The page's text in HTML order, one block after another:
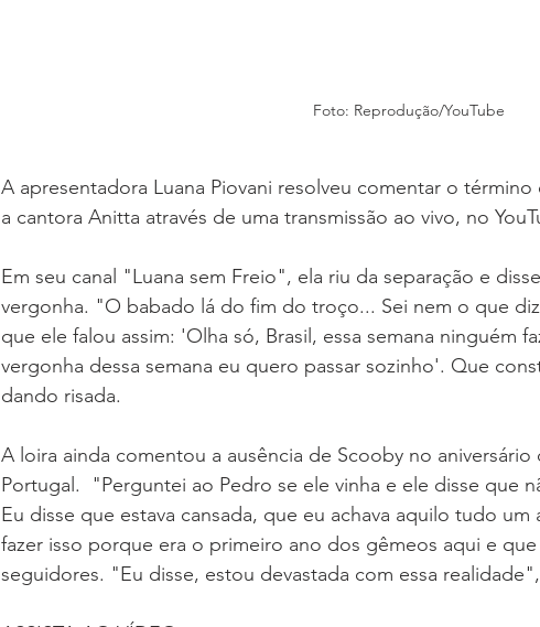
Foto: Reprodução/YouTube
A apresentadora Luana Piovani resolveu comentar o
a cantora Anitta através de uma transmissão ao vivo, no
Em seu canal "Luana sem Freio", ela riu da separação e
vergonha. "O babado lá do fim do troço... Sei nem o que
que ele falou assim: 'Olha só, Brasil, essa semana ninguém
vergonha dessa semana eu quero passar sozinho'. Que
dando risada.
A loira ainda comentou a ausência de Scooby no aniversário
Portugal.  "Perguntei ao Pedro se ele vinha e ele disse que
Eu disse que estava cansada, que eu achava aquilo tudo
fazer isso porque era o primeiro ano dos gêmeos aqui e
seguidores. "Eu disse, estou devastada com essa